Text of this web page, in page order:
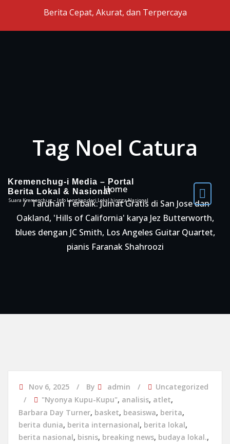
Skip to the contentBerita Cepat, Akurat, dan Terpercaya
Kremenchug-i Media – Portal
Berita Lokal & Nasional
Suara Kremenchug – Info Lengkap dari Lokal hingga Nasional
Tag Noel Catura
Home
Taruhan Terbaik: Jumat Gratis di San Jose dan
Oakland, 'Hills of California' karya Jez Butterworth,
blues dengan JC Smith, Los Angeles Guitar Quartet,
pianis Faranak Shahroozi
Nov 6, 2025 By admin
Uncategorized
"Nyonya Kupu-Kupu", analisis, atlet,
Barbara Day Turner, basket, beasiswa, berita,
berita dunia, berita internasional, berita lokal,
berita nasional, bisnis, breaking news, budaya lokal.,